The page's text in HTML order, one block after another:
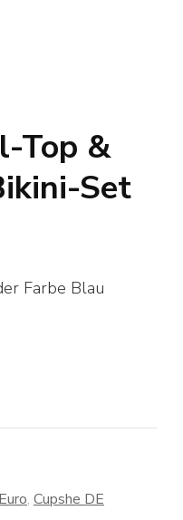
Top &
Set
Farbe Blau
, Cupshe DE